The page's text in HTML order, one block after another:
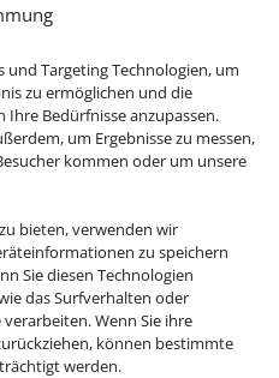
und Targeting Technologien, um
zu ermöglichen und die
Ihre Bedürfnisse anzupassen.
um Ergebnisse zu messen,
kommen oder um unsere
bieten, verwenden wir
zu speichern
Sie diesen Technologien
das Surfverhalten oder
Wenn Sie ihre
können bestimmte
werden.
Hotelangebote für
Sie dabei bei uns.
Anzahl an Hotels